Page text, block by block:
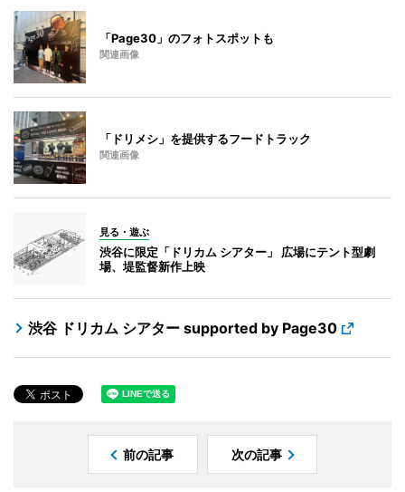
「Page30」のフォトスポットも
関連画像
「ドリメシ」を提供するフードトラック
関連画像
見る・遊ぶ
渋谷に限定「ドリカム シアター」 広場にテント型劇
場、堤監督新作上映
渋谷 ドリカム シアター supported by Page30
前の記事 次の記事